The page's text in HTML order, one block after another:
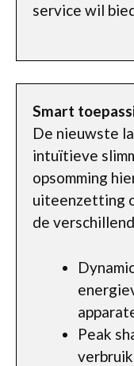
service wil
Smart
De nieuwste
intuïtieve
opsomming
uiteenzetting
de
Peak